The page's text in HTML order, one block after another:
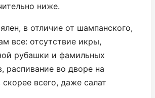
ниже.
в отличие от шампанского,
все: отсутствие икры,
рубашки и фамильных
распивание во дворе на
скорее всего, даже салат